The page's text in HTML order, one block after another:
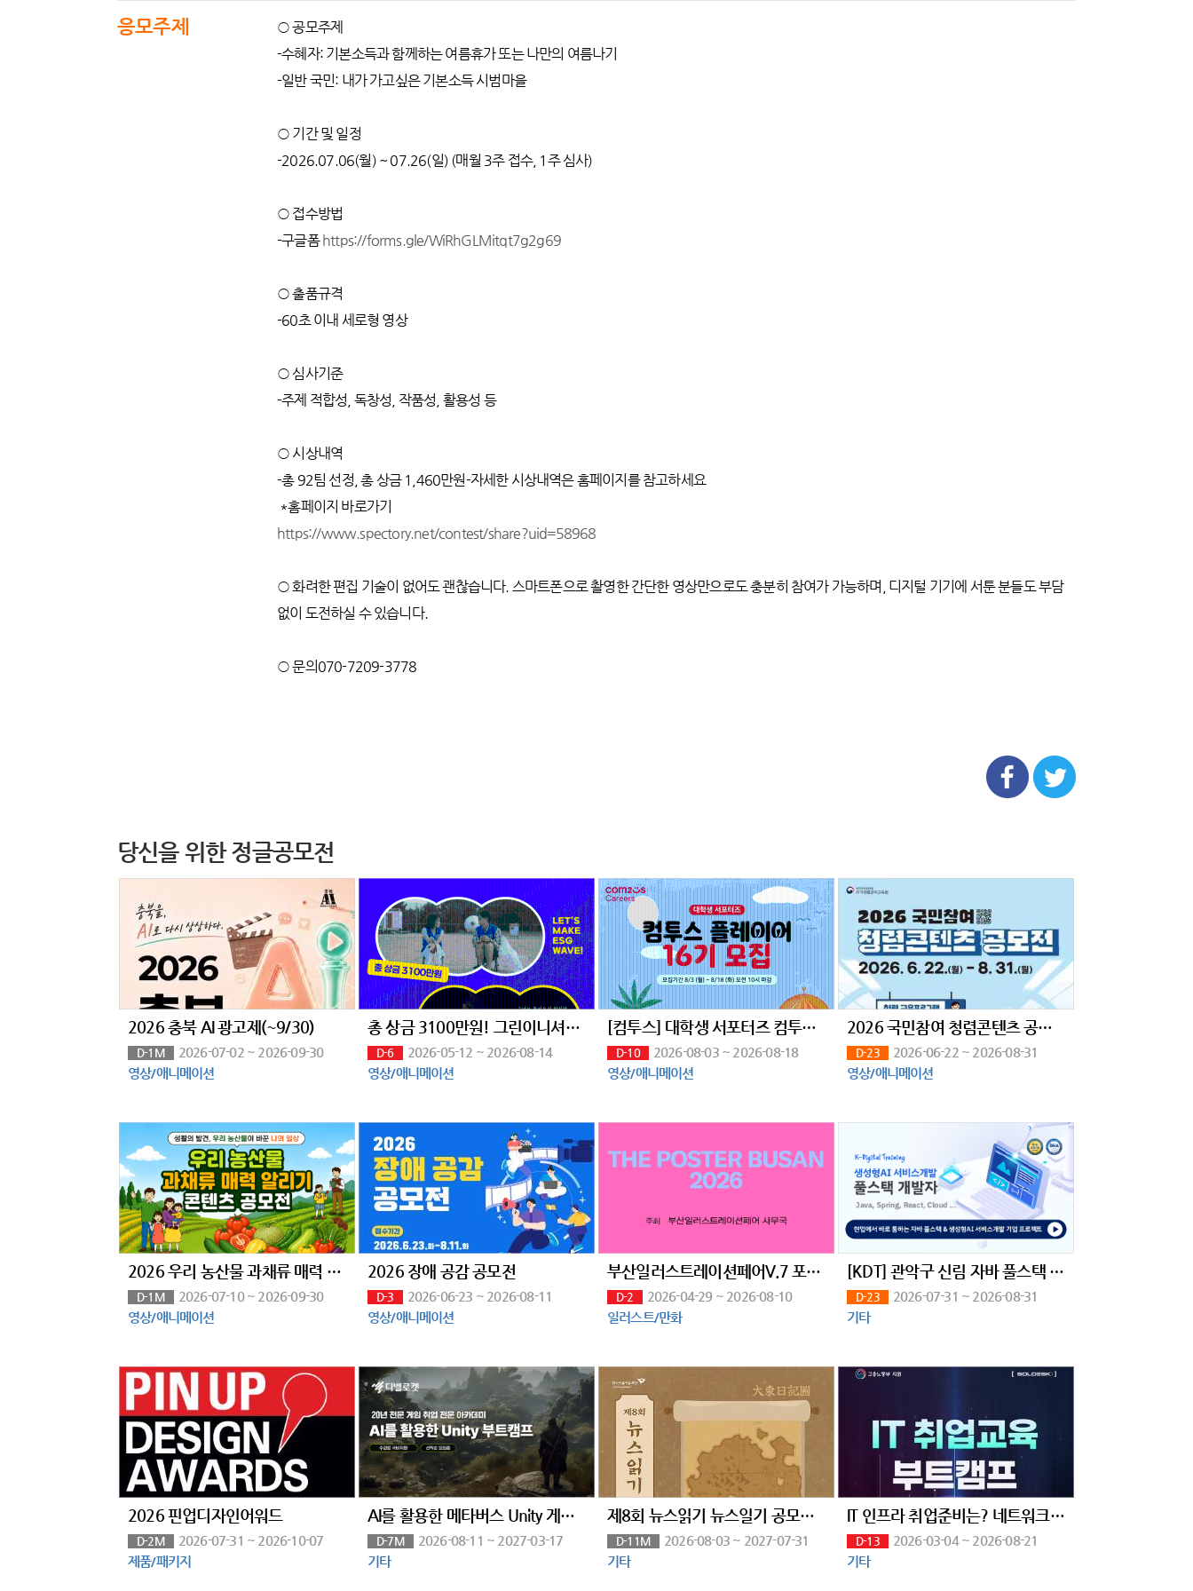
응모주제
○ 공모주제
-수혜자: 기본소득과 함께하는 여름휴가 또는 나만의 여름나기
-일반 국민: 내가 가고싶은 기본소득 시범마을
○ 기간 및 일정
-2026.07.06(월) ~ 07.26(일) (매월 3주 접수, 1주 심사)
○ 접수방법
-구글폼https://forms.gle/WiRhGLMitqt7g2g69
○ 출품규격
-60초 이내 세로형 영상
○ 심사기준
-주제 적합성, 독창성, 작품성, 활용성 등
○ 시상내역
-총 92팀 선정, 총 상금 1,460만원-자세한 시상내역은 홈페이지를 참고하세요
*홈페이지 바로가기
https://www.spectory.net/contest/share?uid=58968
○ 화려한 편집 기술이 없어도 괜찮습니다. 스마트폰으로 촬영한 간단한 영상만으로도 충분히 참여가 가능하며, 디지털 기기에 서툰 분들도 부담
없이 도전하실 수 있습니다.
○ 문의070-7209-3778
당신을 위한 정글공모전
2026 충북 AI 광고제(~9/30)
D-1M
2026-07-02 ~ 2026-09-30
영상/애니메이션
총 상금 3100만원! 그린이니셔티브 60초 영화제 공모전 (~8/14)
D-6
2026-05-12 ~ 2026-08-14
영상/애니메이션
[컴투스] 대학생 서포터즈 컴투스 플레이어 16기 모집
D-10
2026-08-03 ~ 2026-08-18
영상/애니메이션
2026 국민참여 청렴콘텐츠 공모전(~8/31)
D-23
2026-06-22 ~ 2026-08-31
영상/애니메이션
2026 우리 농산물 과채류 매력 알리기 콘텐츠 공모전
D-1M
2026-07-10 ~ 2026-09-30
영상/애니메이션
2026 장애 공감 공모전
D-3
2026-06-23 ~ 2026-08-11
영상/애니메이션
부산일러스트레이션페어V.7 포스터 공모전 [THE POSTER BUSAN 2026]
D-2
2026-04-29 ~ 2026-08-10
일러스트/만화
[KDT] 관악구 신림 자바 풀스택 & 생성형AI 서비스개발 기업 프로젝트 완성 과정 6기 훈련생 모집
D-23
2026-07-31 ~ 2026-08-31
기타
2026 핀업디자인어워드
D-2M
2026-07-31 ~ 2026-10-07
제품/패키지
AI를 활용한 메타버스 Unity 게임 부트캠프
D-7M
2026-08-11 ~ 2027-03-17
기타
제8회 뉴스읽기 뉴스일기 공모전 뉴스일기장 배포(~27/7/31)
D-11M
2026-08-03 ~ 2027-07-31
기타
IT 인프라 취업준비는? 네트워크부터 클라우드까지 엔지니어 취업 교육으로 끝내자
D-13
2026-03-04 ~ 2026-08-21
기타